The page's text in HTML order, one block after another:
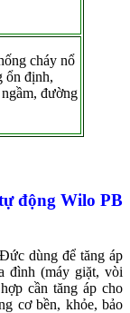
cháy nổ
ổn định,
đường
động Wilo PB
dùng để tăng áp
đình (máy giặt, vòi
cần tăng áp cho
cơ bền, khỏe, bảo